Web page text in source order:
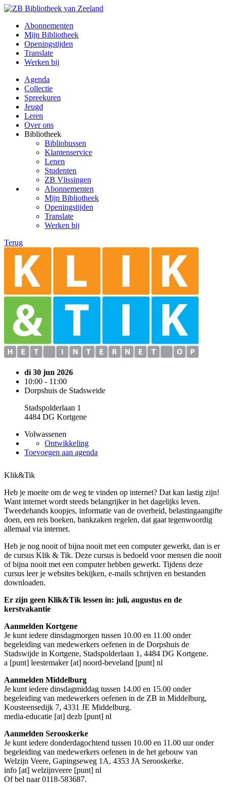
Abonnementen
Mijn Bibliotheek
Openingstijden
Translate
Werken bij
Agenda
Collectie
Spreekuren
Jeugd
Leren
Over ons
Bibliotheek
Bibliobussen
Klantenservice
Lenen
Studenten
ZB Vlissingen
Abonnementen
Mijn Bibliotheek
Openingstijden
Translate
Werken bij
Terug
di 30 jun 2026
10:00 - 11:00
Dorpshuis de Stadsweide
Stadspolderlaan 1
4484 DG Kortgene
Volwassenen
Ontwikkeling
Toevoegen aan agenda
Klik&Tik
Heb je moeite om de weg te vinden op internet? Dat kan lastig zijn!
Want internet wordt steeds belangrijker in het dagelijks leven.
Tweedehands koopjes, informatie van de overheid, belastingaangifte
doen, een reis boeken, bankzaken regelen, dat gaat tegenwoordig
allemaal via internet.
Heb je nog nooit of bijna nooit met een computer gewerkt, dan is er
de cursus Klik & Tik. Deze cursus is bedoeld voor mensen die nooit
of bijna nooit met een computer hebben gewerkt. Tijdens deze
cursus leer je websites bekijken, e-mails schrijven en bestanden
downloaden.
Er zijn geen Klik&Tik lessen in: juli, augustus en de
kerstvakantie
Aanmelden Kortgene
Je kunt iedere dinsdagmorgen tussen 10.00 en 11.00 onder
begeleiding van medewerkers oefenen in de Dorpshuis de
Stadswijde in Kortgene, Stadspolderlaan 1, 4484 DG Kortgene.
a [punt] leestemaker [at] noord-beveland [punt] nl
Aanmelden Middelburg
Je kunt iedere dinsdagmiddag tussen 14.00 en 15.00 onder
begeleiding van medewerkers oefenen in de ZB in Middelburg,
Kousteensedijk 7, 4331 JE Middelburg.
media-educatie [at] dezb [punt] nl
Aanmelden Serooskerke
Je kunt iedere donderdagochtend tussen 10.00 en 11.00 uur onder
begeleiding van medewerkers oefenen in de het gebouw van
Welzijn Veere, Gapingseweg 1A, 4353 JA Serooskerke.
info [at] welzijnveere [punt] nl
Of bel naar 0118-583687.